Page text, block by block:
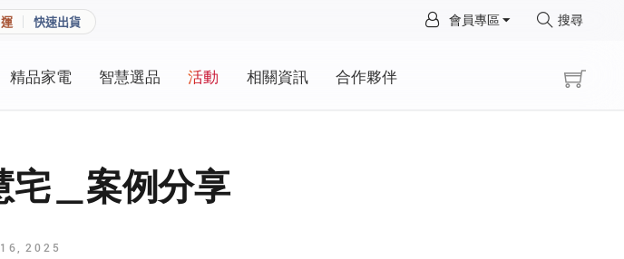
快速出貨 會員專區 搜尋
精品家電 智慧選品 活動 相關資訊 合作夥伴
宅＿案例分享
16 2025
×
會員資料管理